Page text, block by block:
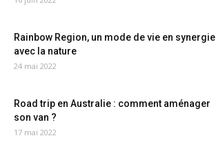
Rainbow Region, un mode de vie en synergie
avec la nature
24 mai 2022
Road trip en Australie : comment aménager
son van ?
17 mai 2022